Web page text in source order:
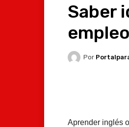
Saber
empleo
Por
Aprender inglés